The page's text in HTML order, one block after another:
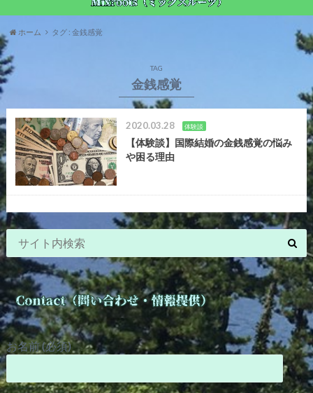
ホーム タグ : 金銭感覚
TAG
金銭感覚
2020.03.28 体験談
【体験談】国際結婚の金銭感覚の悩み
や困る理由
お名前 (必須)